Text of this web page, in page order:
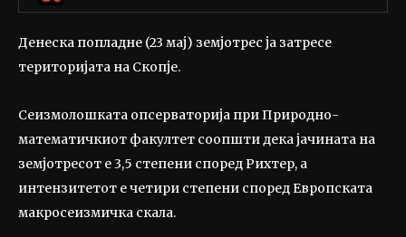
Денеска попладне (23 мај) земјотрес ја затресе
територијата на Скопје.
Сеизмолошката опсерваторија при Природно-
математичкиот факултет соопшти дека јачината на
земјотресот е 3,5 степени според Рихтер, а
интензитетот е четири степени според Европската
макросеизмичка скала.